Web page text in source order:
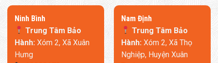
Ninh Bình
Trung Tâm Bảo
Hành: Xóm 2, Xã Xuân
Hưng
​Nam Định
Trung Tâm Bảo
Hành: Xóm 2, Xã Thọ
Nghiệp, Huyện Xuân